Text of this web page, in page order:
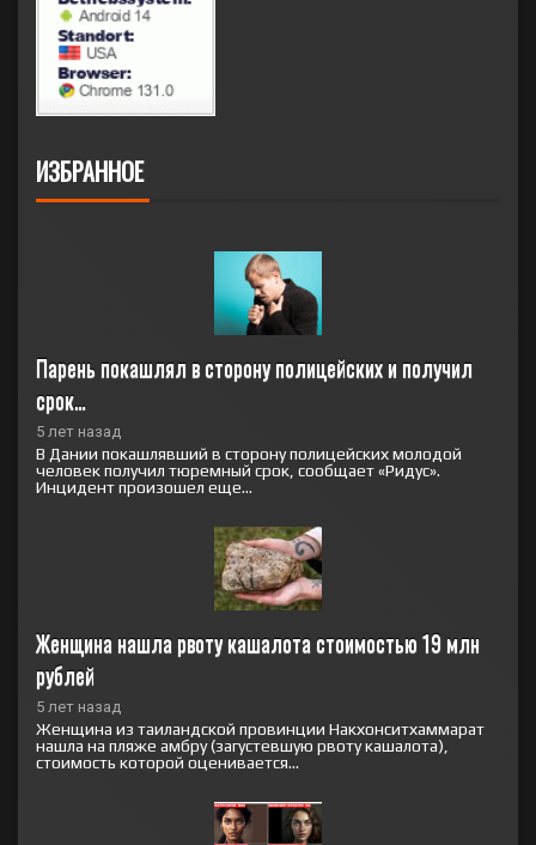
ИЗБРАННОЕ
Парень покашлял в сторону полицейских и получил
срок…
5 лет назад
В Дании покашлявший в сторону полицейских молодой
человек получил тюремный срок, сообщает «Ридус».
Инцидент произошел еще...
Женщина нашла рвоту кашалота стоимостью 19 млн
рублей
5 лет назад
Женщина из таиландской провинции Накхонситхаммарат
нашла на пляже амбру (загустевшую рвоту кашалота),
стоимость которой оценивается...